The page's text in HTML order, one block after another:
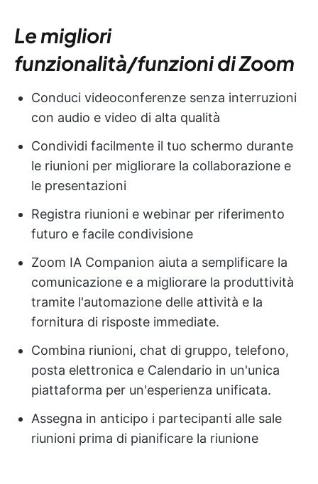
Le migliori
funzionalità/funzioni di Zoom
Conduci videoconferenze senza interruzioni
con audio e video di alta qualità
Condividi facilmente il tuo schermo durante
le riunioni per migliorare la collaborazione e
le presentazioni
Registra riunioni e webinar per riferimento
futuro e facile condivisione
Zoom IA Companion aiuta a semplificare la
comunicazione e a migliorare la produttività
tramite l'automazione delle attività e la
fornitura di risposte immediate.
Combina riunioni, chat di gruppo, telefono,
posta elettronica e Calendario in un'unica
piattaforma per un'esperienza unificata.
Assegna in anticipo i partecipanti alle sale
riunioni prima di pianificare la riunione